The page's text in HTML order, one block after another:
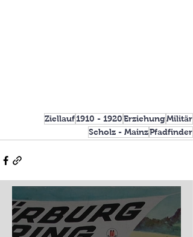
Ziellauf1910 - 1920ErziehungMilitär
Scholz - MainzPfadfinder